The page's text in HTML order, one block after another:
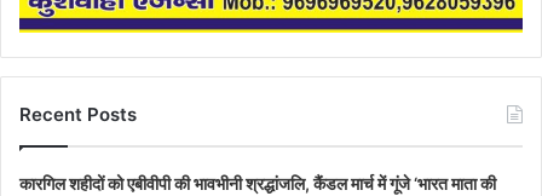
Recent Posts
कारगिल शहीदों को एबीवीपी की भावभीनी श्रद्धांजलि, कैंडल मार्च में गूंजे ‘भारत माता की